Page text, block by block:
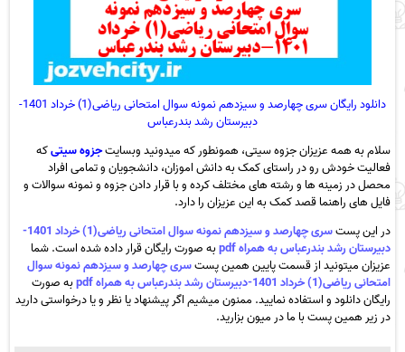
دانلود رایگان سری چهارصد و سیزدهم نمونه سوال امتحانی ریاضی(1) خرداد 1401-
دبیرستان رشد بندرعباس
سلام به همه عزیزان جزوه سیتی، همونطور که میدونید وبسایتجزوه سیتیکه
فعالیت خودش رو در راستای کمک به دانش اموزان، دانشجویان و تمامی افراد
محصل در زمینه ها و رشته های مختلف کرده و با قرار دادن جزوه و نمونه سوالات و
فایل های راهنما قصد کمک به این عزیزان را دارد.
در این پست
سری چهارصد و سیزدهم نمونه سوال امتحانی ریاضی(1) خرداد 1401-
دبیرستان رشد بندرعباس به همراه pdf
به صورت رایگان قرار داده شده است. شما
عزیزان میتونید از قسمت پایین همین پستسری چهارصد و سیزدهم نمونه سوال
امتحانی ریاضی(1) خرداد 1401-دبیرستان رشد بندرعباس به همراه pdf
به صورت
رایگان دانلود و استفاده نمایید. ممنون میشیم اگر پیشنهاد یا نظر و یا درخواستی دارید
در زیر همین پست با ما در میون بزارید.